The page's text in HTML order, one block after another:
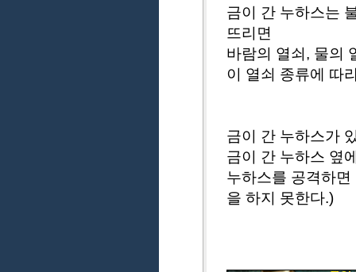
금이 간 누하스는
뜨리면
바람의 열쇠, 물의
이 열쇠 종류에 따
금이 간 누하스가
금이 간 누하스 옆
누하스를 공격하
을 하지 못한다.)